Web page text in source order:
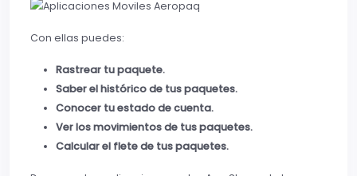
Con ellas puedes:
Rastrear tu paquete.
Saber el histórico de tus paquetes.
Conocer tu estado de cuenta.
Ver los movimientos de tus paquetes.
Calcular el flete de tus paquetes.